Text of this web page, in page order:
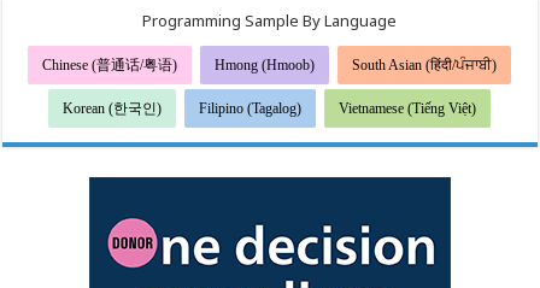
Programming Sample By Language
Chinese (普通话/粤语) Hmong (Hmoob) South Asian (हिंदी/ਪੰਜਾਬੀ)
Korean (한국인) Filipino (Tagalog) Vietnamese (Tiếng Việt)